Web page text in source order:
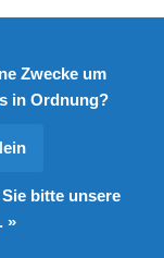
byWebdinge.nl
Zwecke um
in Ordnung?
bitte unsere
»